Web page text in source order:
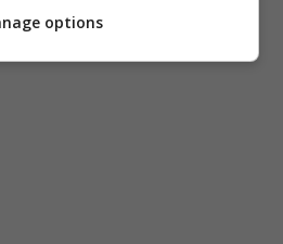
options